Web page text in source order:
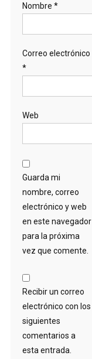
Nombre *
Correo electrónico
*
Web
Guarda mi
nombre, correo
electrónico y web
en este navegador
para la próxima
vez que comente.
Recibir un correo
electrónico con los
siguientes
comentarios a
esta entrada.